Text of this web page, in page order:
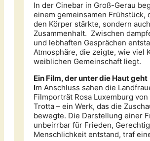
In der Cinebar in Groß-Gerau
einem gemeinsamen Frühstück,
den Körper stärkte, sondern
Zusammenhalt. Zwischen
und lebhaften Gesprächen
Atmosphäre, die zeigte, wie viel
weiblichen Gemeinschaft liegt.
Ein Film, der unter die Haut geht
Im Anschluss sahen die
Filmporträt Rosa Luxemburg
Trotta – ein Werk, das die
bewegte. Die Darstellung einer
unbeirrbar für Frieden,
Menschlichkeit entstand, traf